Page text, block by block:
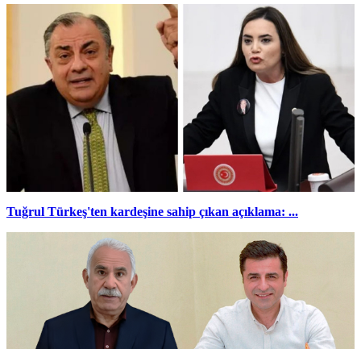
Tuğrul Türkeş'ten kardeşine sahip çıkan açıklama: ...